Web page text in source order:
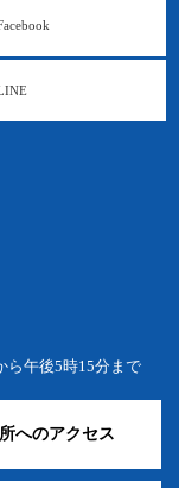
ら午後5時15分まで
へのアクセス